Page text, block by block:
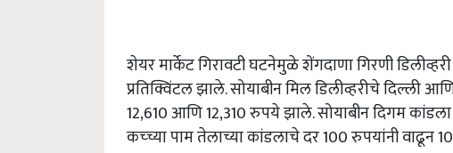
शेयर मार्केट गिरावटी घटनेमुळे शेंगदाणा गिरणी
प्रतिक्विंटल झाले. सोयाबीन मिल डिलीव्हरीचे दिल्ली
12,610 आणि 12,310 रुपये झाले. सोयाबीन दिगम
कच्च्या पाम तेलाच्या कांडलाचे दर 100 रुपयांनी वाढून